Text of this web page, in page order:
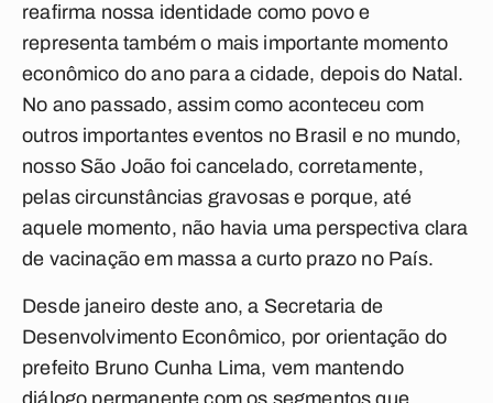
reafirma nossa identidade como povo e
representa também o mais importante momento
econômico do ano para a cidade, depois do Natal.
No ano passado, assim como aconteceu com
outros importantes eventos no Brasil e no mundo,
nosso São João foi cancelado, corretamente,
pelas circunstâncias gravosas e porque, até
aquele momento, não havia uma perspectiva clara
de vacinação em massa a curto prazo no País.
Desde janeiro deste ano, a Secretaria de
Desenvolvimento Econômico, por orientação do
prefeito Bruno Cunha Lima, vem mantendo
diálogo permanente com os segmentos que